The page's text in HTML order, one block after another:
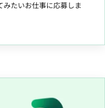
たいお仕事に応募しま